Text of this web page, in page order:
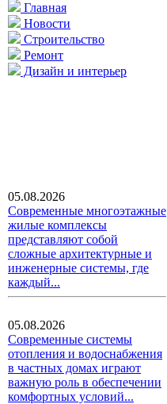
Главная
Новости
Строительство
Ремонт
Дизайн и интерьер
05.08.2026
Современные многоэтажные
жилые комплексы
представляют собой
сложные архитектурные и
инженерные системы, где
каждый...
05.08.2026
Современные системы
отопления и водоснабжения
в частных домах играют
важную роль в обеспечении
комфортных условий...